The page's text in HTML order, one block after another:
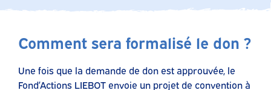
Comment sera formalisé le don ?
Une fois que la demande de don est approuvée, le
Fond’Actions LIEBOT envoie un projet de convention à